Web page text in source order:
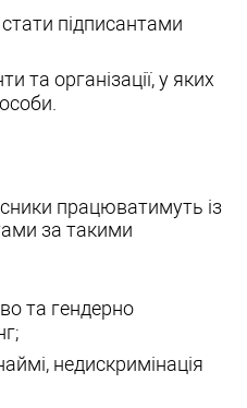
стати підписантами
та організації, у яких
працюватимуть із
за такими
та гендерно
недискримінація